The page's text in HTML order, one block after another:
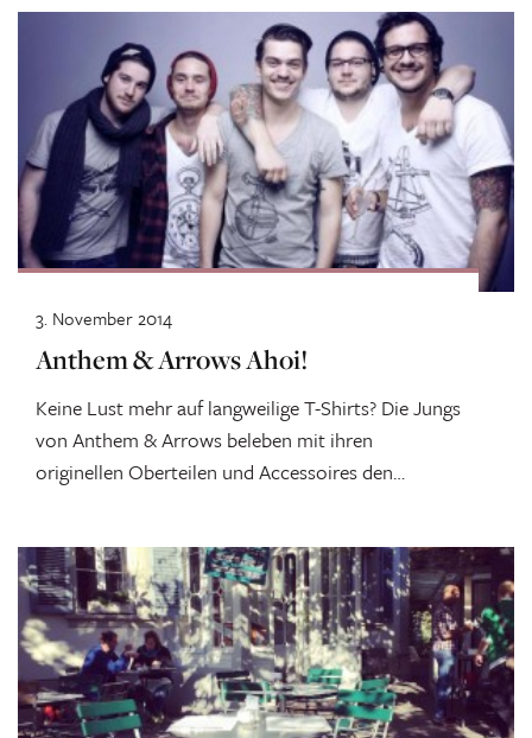
Anthem & Arrows Ahoi!
Keine Lust mehr auf langweilige T-Shirts? Die Jungs
von Anthem & Arrows beleben mit ihren
originellen Oberteilen und Accessoires den
3. November 2014